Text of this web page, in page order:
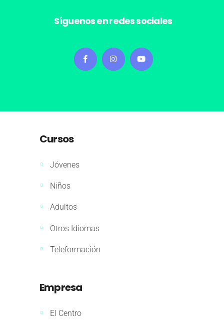
Síguenos en redes sociales
Cursos
Jóvenes
Niños
Adultos
Otros Idiomas
Teleformación
Empresa
El Centro